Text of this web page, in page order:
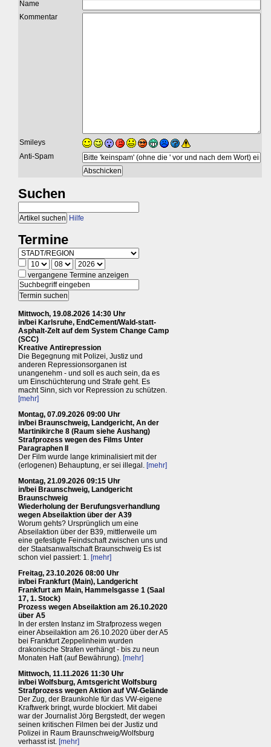
Name
Kommentar
Smileys
Anti-Spam
Suchen
Hilfe
Termine
vergangene Termine anzeigen
Mittwoch, 19.08.2026 14:30 Uhr
in/bei Karlsruhe, EndCement/Wald-statt-
Asphalt-Zelt auf dem System Change Camp
(SCC)
Kreative Antirepression
Die Begegnung mit Polizei, Justiz und
anderen Repressionsorganen ist
unangenehm - und soll es auch sein, da es
um Einschüchterung und Strafe geht. Es
macht Sinn, sich vor Repression zu schützen.
[mehr]
Montag, 07.09.2026 09:00 Uhr
in/bei Braunschweig, Landgericht, An der
Martinikirche 8 (Raum siehe Aushang)
Strafprozess wegen des Films Unter
Paragraphen II
Der Film wurde lange kriminalisiert mit der
(erlogenen) Behauptung, er sei illegal. [mehr]
Montag, 21.09.2026 09:15 Uhr
in/bei Braunschweig, Landgericht
Braunschweig
Wiederholung der Berufungsverhandlung
wegen Abseilaktion über der A39
Worum gehts? Ursprünglich um eine
Abseilaktion über der B39, mittlerweile um
eine gefestigte Feindschaft zwischen uns und
der Staatsanwaltschaft Braunschweig Es ist
schon viel passiert: 1. [mehr]
Freitag, 23.10.2026 08:00 Uhr
in/bei Frankfurt (Main), Landgericht
Frankfurt am Main, Hammelsgasse 1 (Saal
17, 1. Stock)
Prozess wegen Abseilaktion am 26.10.2020
über A5
In der ersten Instanz im Strafprozess wegen
einer Abseilaktion am 26.10.2020 über der A5
bei Frankfurt Zeppelinheim wurden
drakonische Strafen verhängt - bis zu neun
Monaten Haft (auf Bewährung). [mehr]
Mittwoch, 11.11.2026 11:30 Uhr
in/bei Wolfsburg, Amtsgericht Wolfsburg
Strafprozess wegen Aktion auf VW-Gelände
Der Zug, der Braunkohle für das VW-eigene
Kraftwerk bringt, wurde blockiert. Mit dabei
war der Journalist Jörg Bergstedt, der wegen
seinen kritischen Filmen bei der Justiz und
Polizei in Raum Braunschweig/Wolfsburg
verhasst ist. [mehr]